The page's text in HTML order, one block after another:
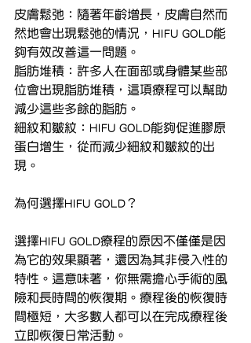
皮膚鬆弛：隨著年齡增長，皮膚自然而
然地會出現鬆弛的情況，HIFU GOLD能
夠有效改善這一問題。
脂肪堆積：許多人在面部或身體某些部
位會出現脂肪堆積，這項療程可以幫助
減少這些多餘的脂肪。
細紋和皺紋：HIFU GOLD能夠促進膠原
蛋白增生，從而減少細紋和皺紋的出
現。
為何選擇HIFU GOLD？
選擇HIFU GOLD療程的原因不僅僅是因
為它的效果顯著，還因為其非侵入性的
特性。這意味著，你無需擔心手術的風
險和長時間的恢復期。療程後的恢復時
間極短，大多數人都可以在完成療程後
立即恢復日常活動。